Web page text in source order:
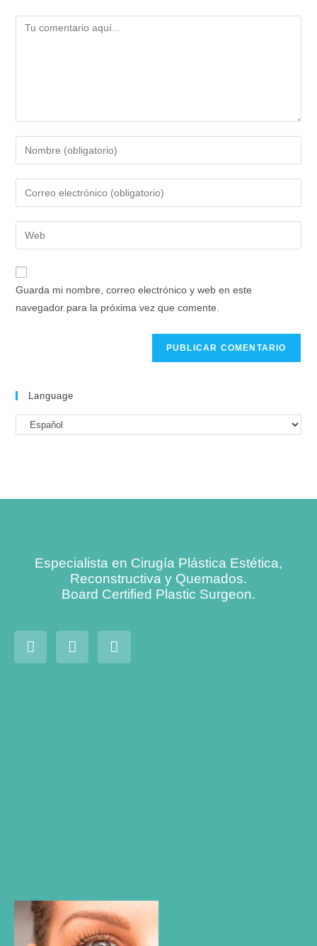
Guarda mi nombre, correo electrónico y web en este
navegador para la próxima vez que comente.
Language
Especialista en Cirugía Plástica Estética,
Reconstructiva y Quemados.
Board Certified Plastic Surgeon.